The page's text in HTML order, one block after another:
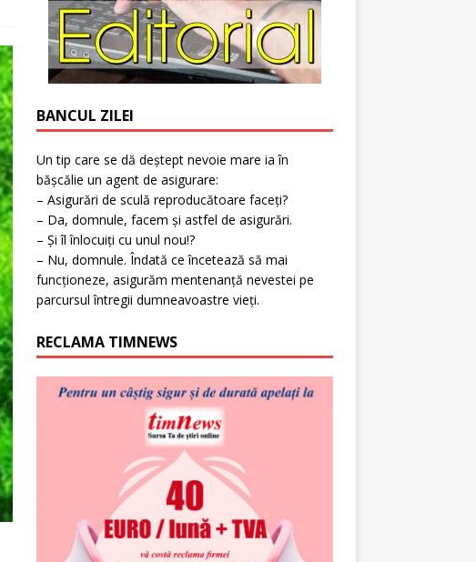
BANCUL ZILEI
Un tip care se dă deștept nevoie mare ia în
bășcălie un agent de asigurare:
– Asigurări de sculă reproducătoare faceți?
– Da, domnule, facem și astfel de asigurări.
– Și îl înlocuiți cu unul nou!?
– Nu, domnule. Îndată ce încetează să mai
funcționeze, asigurăm mentenanță nevestei pe
parcursul întregii dumneavoastre vieți.
RECLAMA TIMNEWS